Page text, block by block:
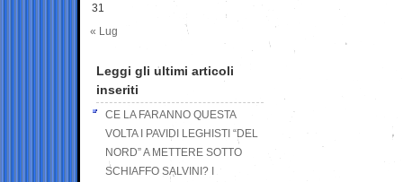
31
« Lug
Leggi gli ultimi articoli
inseriti
CE LA FARANNO QUESTA
VOLTA I PAVIDI LEGHISTI “DEL
NORD” A METTERE SOTTO
SCHIAFFO SALVINI? I